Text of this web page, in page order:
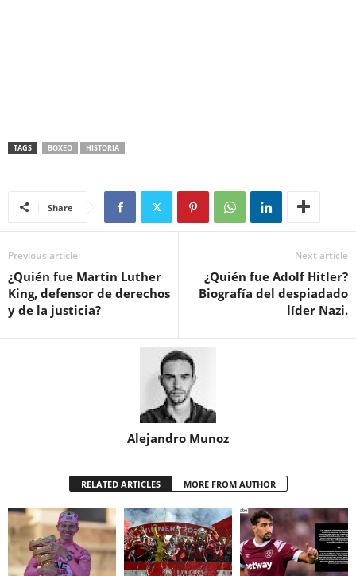
TAGS BOXEO HISTORIA
Share
Previous article
¿Quién fue Martin Luther
King, defensor de derechos
y de la justicia?
Next article
¿Quién fue Adolf Hitler?
Biografía del despiadado
líder Nazi.
Alejandro Munoz
RELATED ARTICLES MORE FROM AUTHOR